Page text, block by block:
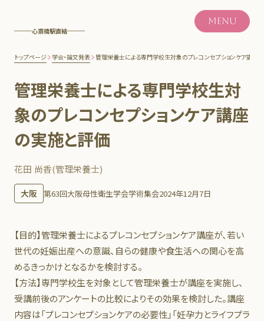
心斎橋駅直結
MENU
トップページ 学会・論文発表 管理栄養士による専門学校生対象のプレコンセプションケア講座
管理栄養士による専門学校生対
象のプレコンセプションケア講座
の実施と評価
花田 尚香(管理栄養士)
大阪 第63回大阪母性衛生学会学術集会2024年12月7日
【目的】管理栄養士によるプレコンセプションケア講座が、若い
世代の妊娠出産への意識、自らの健康や食生活への関心を高
めるきっかけとなるかを検討する。
【方法】専門学校生を対象として管理栄養士が講座を実施し、
受講前後のアンケートの比較によりその効果を検討した。講座
内容は「プレコンセプションケアの必要性」「妊孕力とライフプラ